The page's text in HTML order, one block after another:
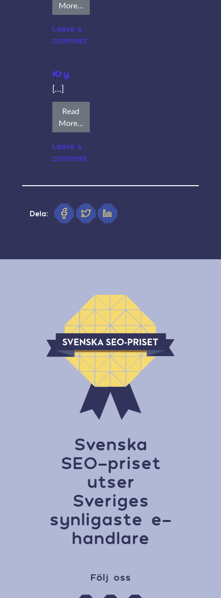
More…
Leave a
comment
Kry
[…]
Read
More…
Leave a
comment
Dela:
Svenska
SEO-priset
utser
Sveriges
synligaste e-
handlare
Följ oss